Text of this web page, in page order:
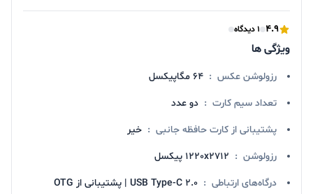
4.9 1 دیدگاه
ویژگی ها
رزولوشن عکس : 64 مگاپیکسل
تعداد سیم کارت : دو عدد
پشتیبانی از کارت حافظه جانبی : خیر
رزولوشن : 1220x2712 پیکسل
درگاه‌های ارتباطی : USB Type-C 2.0 | پشتیبانی از OTG